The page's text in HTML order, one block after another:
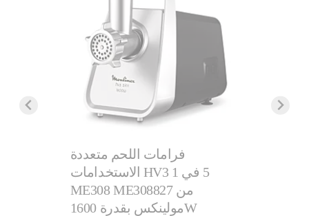
فرامات اللحم متعددة
الاستخدامات HV3 ‏5 في 1
ME308 ME308827 من
مولينكس بقدرة 1600W